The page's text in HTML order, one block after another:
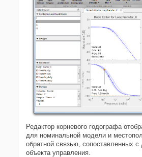
Редактор корневого годографа
для номинальной модели и
обратной связью, сопоставленных
объекта управления.